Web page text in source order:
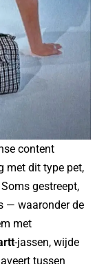
content
met dit type pet,
gestreept,
— waaronder de
met
-jassen, wijde
tussen